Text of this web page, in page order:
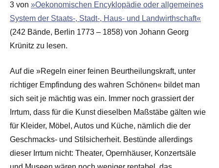
3 von »Oekonomischen Encyklopädie oder allgemeines
System der Staats-, Stadt-, Haus- und Landwirthschaft«
(242 Bände, Berlin 1773 – 1858) von Johann Georg
Krünitz zu lesen.
Auf die »Regeln einer feinen Beurtheilungskraft, unter
richtiger Empfindung des wahren Schönen« bildet man
sich seit je mächtig was ein. Immer noch grassiert der
Irrtum, dass für die Kunst dieselben Maßstäbe gälten wie
für Kleider, Möbel, Autos und Küche, nämlich die der
Geschmacks- und Stilsicherheit. Bestünde allerdings
dieser Irrtum nicht: Theater, Opernhäuser, Konzertsäle